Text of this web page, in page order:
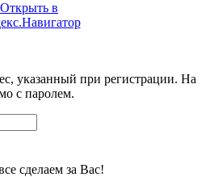
Открыть в
указанный при регистрации. На
с паролем.
сделаем за Вас!